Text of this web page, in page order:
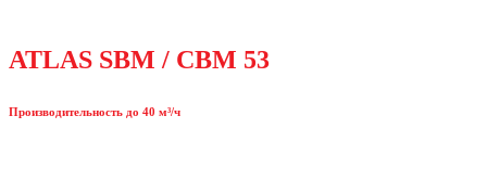
ATLAS SBM / CBM 53
Производительность до 40 м³/ч